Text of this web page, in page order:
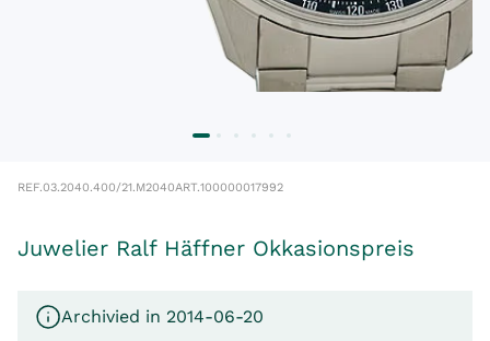
REF.03.2040.400/21.M2040ART.100000017992
Juwelier Ralf Häffner Okkasionspreis
Archivied in 2014-06-20